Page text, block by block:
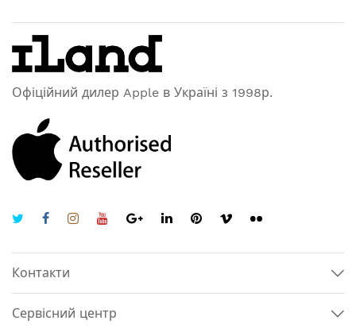
Офіційний дилер Apple в Україні з 1998р.
Контакти
Сервісний центр